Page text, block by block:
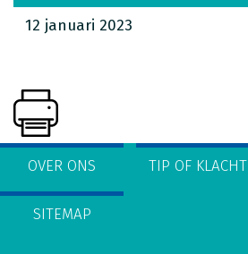
12 januari 2023
OVER ONS TIP OF KLACHT
SITEMAP